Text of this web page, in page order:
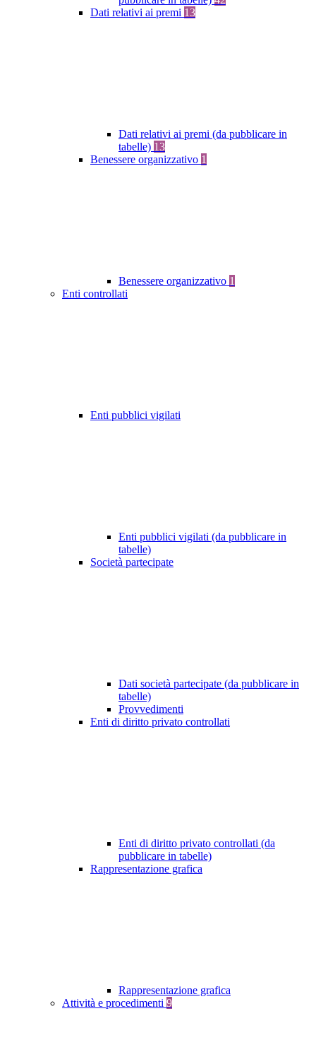
Dati relativi ai premi 13
Dati relativi ai premi (da pubblicare in
tabelle) 13
Benessere organizzativo 1
Benessere organizzativo 1
Enti controllati
Enti pubblici vigilati
Enti pubblici vigilati (da pubblicare in
tabelle)
Società partecipate
Dati società partecipate (da pubblicare in
tabelle)
Provvedimenti
Enti di diritto privato controllati
Enti di diritto privato controllati (da
pubblicare in tabelle)
Rappresentazione grafica
Rappresentazione grafica
Attività e procedimenti 9